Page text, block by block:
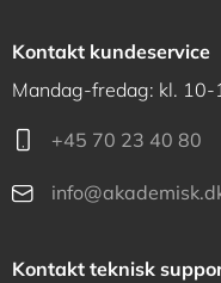
Kontakt kundeservice
Mandag-fredag: kl. 10-
+45 70 23 40 80
Kontakt teknisk